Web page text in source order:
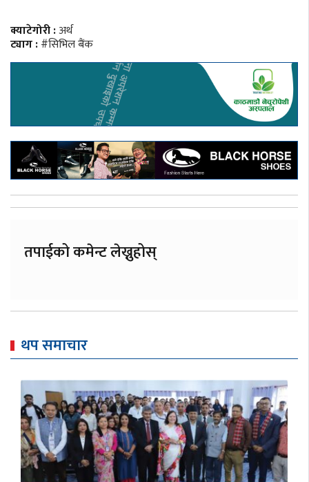
क्याटेगोरी :अर्थ
ट्याग :#सिभिल बैंक
तपाईको कमेन्ट लेख्नुहोस्
थप समाचार